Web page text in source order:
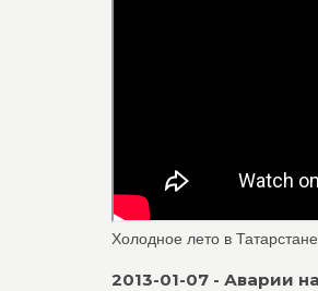
Холодное лето в
2013-01-07 - Аварии